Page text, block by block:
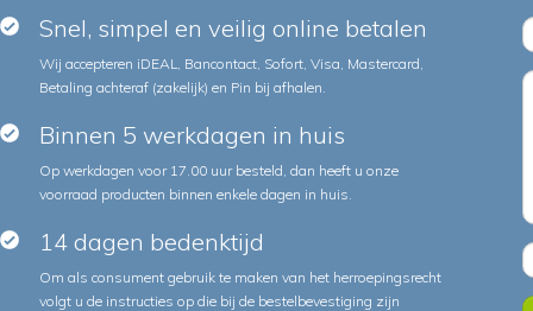
Snel, simpel en veilig online betalen
Wij accepteren iDEAL, Bancontact, Sofort, Visa, Mastercard,
Betaling achteraf (zakelijk) en Pin bij afhalen.
Binnen 5 werkdagen in huis
Op werkdagen voor 17.00 uur besteld, dan heeft u onze
voorraad producten binnen enkele dagen in huis.
14 dagen bedenktijd
Om als consument gebruik te maken van het herroepingsrecht
volgt u de instructies op die bij de bestelbevestiging zijn